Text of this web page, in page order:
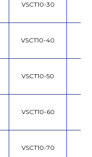
VSCT10-30
VSCT10-40
VSCT10-50
VSCT10-60
VSCT10-70